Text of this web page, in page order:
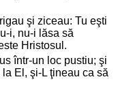
şi ziceau: Tu eşti
i, nu-i lăsa să
Hristosul.
într-un loc pustiu; şi
El, şi-L ţineau ca să